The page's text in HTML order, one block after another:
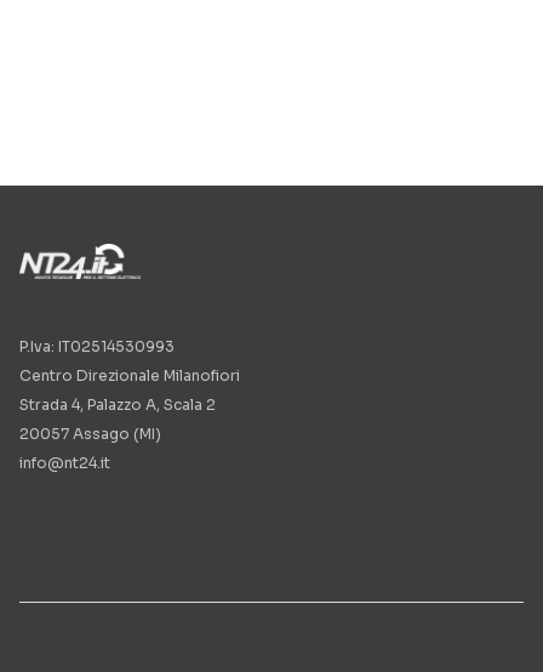
P.Iva: IT02514530993
Centro Direzionale Milanofiori
Strada 4, Palazzo A, Scala 2
20057 Assago (MI)
info@nt24.it